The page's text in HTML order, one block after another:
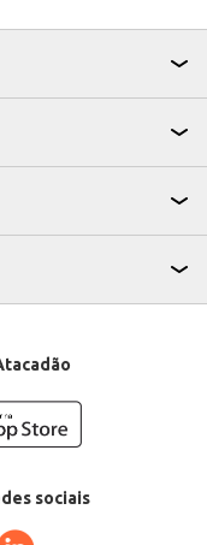
sociais